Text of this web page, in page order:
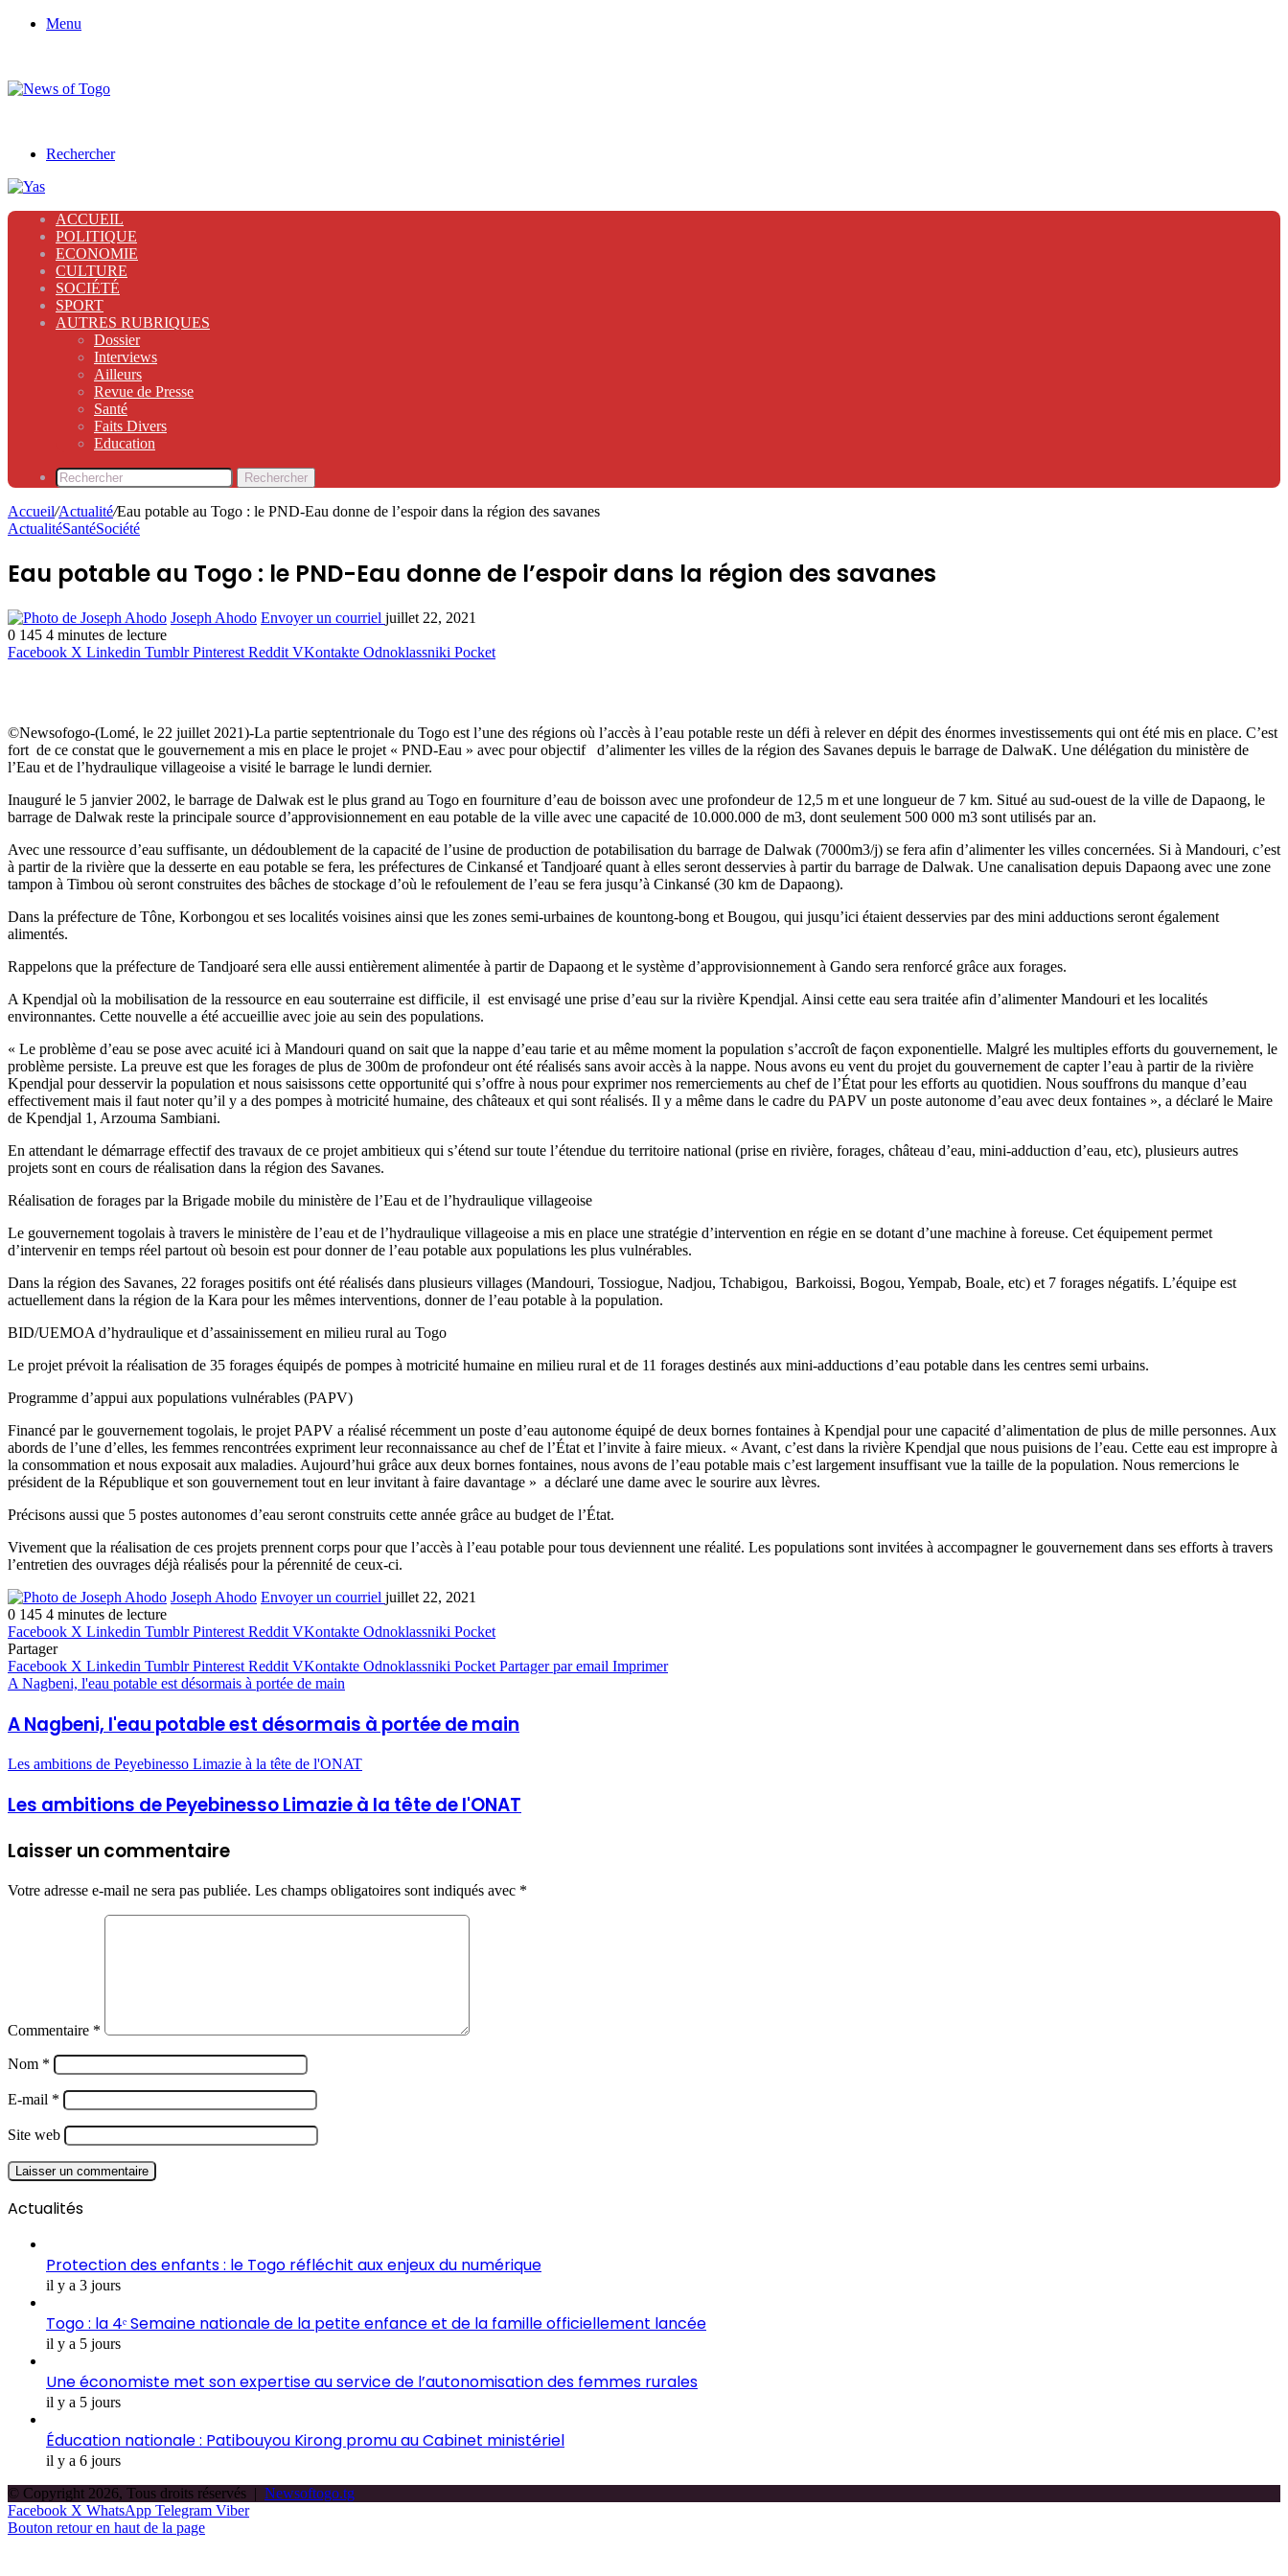
Menu
Rechercher
ACCUEIL
POLITIQUE
ECONOMIE
CULTURE
SOCIÉTÉ
SPORT
AUTRES RUBRIQUES
Dossier
Interviews
Ailleurs
Revue de Presse
Santé
Faits Divers
Education
Rechercher
Accueil/Actualité/Eau potable au Togo : le PND-Eau donne de l’espoir dans la région des savanes
ActualitéSantéSociété
Eau potable au Togo : le PND-Eau donne de l’espoir dans la région des savanes
Joseph Ahodo Envoyer un courriel juillet 22, 2021
0 145 4 minutes de lecture
Facebook X Linkedin Tumblr Pinterest Reddit VKontakte Odnoklassniki Pocket
©Newsofogo-(Lomé, le 22 juillet 2021)-La partie septentrionale du Togo est l’une des régions où l’accès à l’eau potable reste un défi à relever en dépit des énormes investissements qui ont été mis en place. C’est
fort de ce constat que le gouvernement a mis en place le projet « PND-Eau » avec pour objectif d’alimenter les villes de la région des Savanes depuis le barrage de DalwaK. Une délégation du ministère de
l’Eau et de l’hydraulique villageoise a visité le barrage le lundi dernier.
Inauguré le 5 janvier 2002, le barrage de Dalwak est le plus grand au Togo en fourniture d’eau de boisson avec une profondeur de 12,5 m et une longueur de 7 km. Situé au sud-ouest de la ville de Dapaong, le
barrage de Dalwak reste la principale source d’approvisionnement en eau potable de la ville avec une capacité de 10.000.000 de m3, dont seulement 500 000 m3 sont utilisés par an.
Avec une ressource d’eau suffisante, un dédoublement de la capacité de l’usine de production de potabilisation du barrage de Dalwak (7000m3/j) se fera afin d’alimenter les villes concernées. Si à Mandouri, c’est
à partir de la rivière que la desserte en eau potable se fera, les préfectures de Cinkansé et Tandjoaré quant à elles seront desservies à partir du barrage de Dalwak. Une canalisation depuis Dapaong avec une zone
tampon à Timbou où seront construites des bâches de stockage d’où le refoulement de l’eau se fera jusqu’à Cinkansé (30 km de Dapaong).
Dans la préfecture de Tône, Korbongou et ses localités voisines ainsi que les zones semi-urbaines de kountong-bong et Bougou, qui jusqu’ici étaient desservies par des mini adductions seront également
alimentés.
Rappelons que la préfecture de Tandjoaré sera elle aussi entièrement alimentée à partir de Dapaong et le système d’approvisionnement à Gando sera renforcé grâce aux forages.
A Kpendjal où la mobilisation de la ressource en eau souterraine est difficile, il est envisagé une prise d’eau sur la rivière Kpendjal. Ainsi cette eau sera traitée afin d’alimenter Mandouri et les localités
environnantes. Cette nouvelle a été accueillie avec joie au sein des populations.
« Le problème d’eau se pose avec acuité ici à Mandouri quand on sait que la nappe d’eau tarie et au même moment la population s’accroît de façon exponentielle. Malgré les multiples efforts du gouvernement, le
problème persiste. La preuve est que les forages de plus de 300m de profondeur ont été réalisés sans avoir accès à la nappe. Nous avons eu vent du projet du gouvernement de capter l’eau à partir de la rivière
Kpendjal pour desservir la population et nous saisissons cette opportunité qui s’offre à nous pour exprimer nos remerciements au chef de l’État pour les efforts au quotidien. Nous souffrons du manque d’eau
effectivement mais il faut noter qu’il y a des pompes à motricité humaine, des châteaux et qui sont réalisés. Il y a même dans le cadre du PAPV un poste autonome d’eau avec deux fontaines », a déclaré le Maire
de Kpendjal 1, Arzouma Sambiani.
En attendant le démarrage effectif des travaux de ce projet ambitieux qui s’étend sur toute l’étendue du territoire national (prise en rivière, forages, château d’eau, mini-adduction d’eau, etc), plusieurs autres
projets sont en cours de réalisation dans la région des Savanes.
Réalisation de forages par la Brigade mobile du ministère de l’Eau et de l’hydraulique villageoise
Le gouvernement togolais à travers le ministère de l’eau et de l’hydraulique villageoise a mis en place une stratégie d’intervention en régie en se dotant d’une machine à foreuse. Cet équipement permet
d’intervenir en temps réel partout où besoin est pour donner de l’eau potable aux populations les plus vulnérables.
Dans la région des Savanes, 22 forages positifs ont été réalisés dans plusieurs villages (Mandouri, Tossiogue, Nadjou, Tchabigou, Barkoissi, Bogou, Yempab, Boale, etc) et 7 forages négatifs. L’équipe est
actuellement dans la région de la Kara pour les mêmes interventions, donner de l’eau potable à la population.
BID/UEMOA d’hydraulique et d’assainissement en milieu rural au Togo
Le projet prévoit la réalisation de 35 forages équipés de pompes à motricité humaine en milieu rural et de 11 forages destinés aux mini-adductions d’eau potable dans les centres semi urbains.
Programme d’appui aux populations vulnérables (PAPV)
Financé par le gouvernement togolais, le projet PAPV a réalisé récemment un poste d’eau autonome équipé de deux bornes fontaines à Kpendjal pour une capacité d’alimentation de plus de mille personnes. Aux
abords de l’une d’elles, les femmes rencontrées expriment leur reconnaissance au chef de l’État et l’invite à faire mieux. « Avant, c’est dans la rivière Kpendjal que nous puisions de l’eau. Cette eau est impropre à
la consommation et nous exposait aux maladies. Aujourd’hui grâce aux deux bornes fontaines, nous avons de l’eau potable mais c’est largement insuffisant vue la taille de la population. Nous remercions le
président de la République et son gouvernement tout en leur invitant à faire davantage » a déclaré une dame avec le sourire aux lèvres.
Précisons aussi que 5 postes autonomes d’eau seront construits cette année grâce au budget de l’État.
Vivement que la réalisation de ces projets prennent corps pour que l’accès à l’eau potable pour tous deviennent une réalité. Les populations sont invitées à accompagner le gouvernement dans ses efforts à travers
l’entretien des ouvrages déjà réalisés pour la pérennité de ceux-ci.
Joseph Ahodo Envoyer un courriel juillet 22, 2021
0 145 4 minutes de lecture
Facebook X Linkedin Tumblr Pinterest Reddit VKontakte Odnoklassniki Pocket
Partager
Facebook X Linkedin Tumblr Pinterest Reddit VKontakte Odnoklassniki Pocket Partager par email Imprimer
A Nagbeni, l'eau potable est désormais à portée de main
A Nagbeni, l'eau potable est désormais à portée de main
Les ambitions de Peyebinesso Limazie à la tête de l'ONAT
Les ambitions de Peyebinesso Limazie à la tête de l'ONAT
Laisser un commentaire
Votre adresse e-mail ne sera pas publiée. Les champs obligatoires sont indiqués avec *
Commentaire *
Nom *
E-mail *
Site web
Actualités
Protection des enfants : le Togo réfléchit aux enjeux du numérique
il y a 3 jours
Togo : la 4ᵉ Semaine nationale de la petite enfance et de la famille officiellement lancée
il y a 5 jours
Une économiste met son expertise au service de l’autonomisation des femmes rurales
il y a 5 jours
Éducation nationale : Patibouyou Kirong promu au Cabinet ministériel
il y a 6 jours
© Copyright 2026, Tous droits réservés | Newsoftogo.tg
Facebook X WhatsApp Telegram Viber
Bouton retour en haut de la page